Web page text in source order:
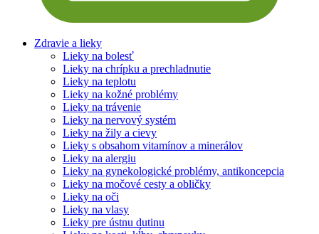
Zdravie a lieky
Lieky na bolesť
Lieky na chrípku a prechladnutie
Lieky na teplotu
Lieky na kožné problémy
Lieky na trávenie
Lieky na nervový systém
Lieky na žily a cievy
Lieky s obsahom vitamínov a minerálov
Lieky na alergiu
Lieky na gynekologické problémy, antikoncepcia
Lieky na močové cesty a obličky
Lieky na oči
Lieky na vlasy
Lieky pre ústnu dutinu